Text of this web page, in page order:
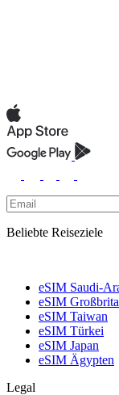
Beliebte Reiseziele
eSIM Saudi-
eSIM
eSIM Taiwan
eSIM Türkei
eSIM Japan
eSIM Ägypten
Legal